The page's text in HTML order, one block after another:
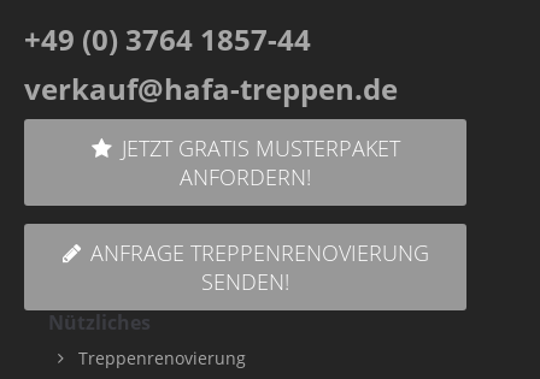
+49 (0) 3764 1857-44
verkauf@hafa-treppen.de
JETZT GRATIS MUSTERPAKET
ANFORDERN!
ANFRAGE TREPPENRENOVIERUNG
SENDEN!
Nützliches
Treppenrenovierung